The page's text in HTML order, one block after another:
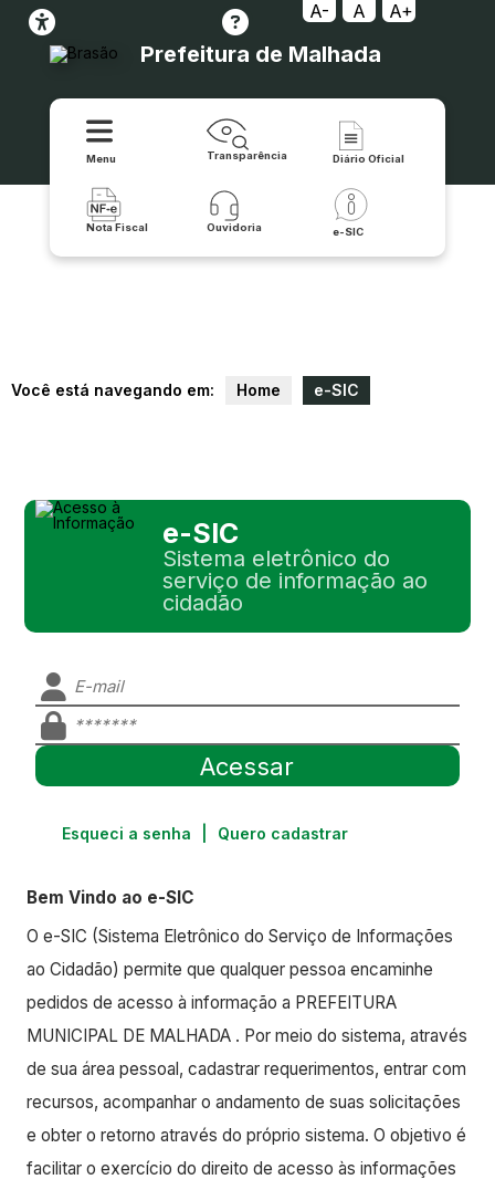
A- A A+
Prefeitura de Malhada
Menu Transparência Diário Oficial
Nota Fiscal Ouvidoria e-SIC
Você está navegando em: Home e-SIC
e-SIC
Sistema eletrônico do
serviço de informação ao
cidadão
Esqueci a senha Quero cadastrar
Bem Vindo ao e-SIC
O e-SIC (Sistema Eletrônico do Serviço de Informações
ao Cidadão) permite que qualquer pessoa encaminhe
pedidos de acesso à informação a PREFEITURA
MUNICIPAL DE MALHADA . Por meio do sistema, através
de sua área pessoal, cadastrar requerimentos, entrar com
recursos, acompanhar o andamento de suas solicitações
e obter o retorno através do próprio sistema. O objetivo é
facilitar o exercício do direito de acesso às informações